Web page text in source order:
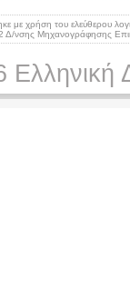
με χρήση του ελεύθερου
Δ/νσης Μηχανογράφησης